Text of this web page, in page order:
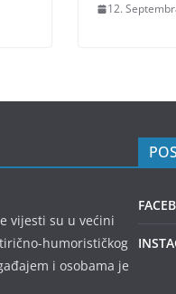
12.
vijesti su u većini
humorističkog
i osobama je